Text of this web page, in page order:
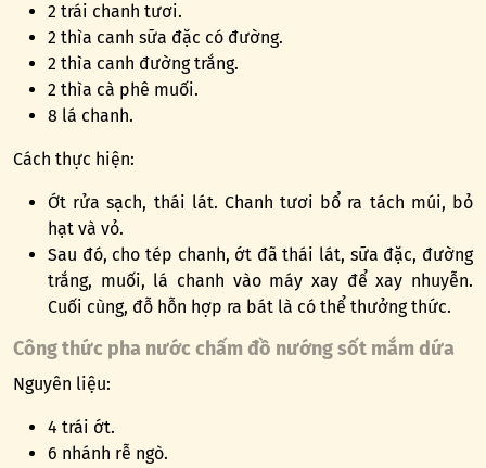
2 trái chanh tươi.
2 thìa canh sữa đặc có đường.
2 thìa canh đường trắng.
2 thìa cà phê muối.
8 lá chanh.
Cách thực hiện:
Ớt rửa sạch, thái lát. Chanh tươi bổ ra tách múi, bỏ
hạt và vỏ.
Sau đó, cho tép chanh, ớt đã thái lát, sữa đặc, đường
trắng, muối, lá chanh vào máy xay để xay nhuyễn.
Cuối cùng, đỗ hỗn hợp ra bát là có thể thưởng thức.
Công thức pha nước chấm đồ nướng sốt mắm dứa
Nguyên liệu:
4 trái ớt.
6 nhánh rễ ngò.